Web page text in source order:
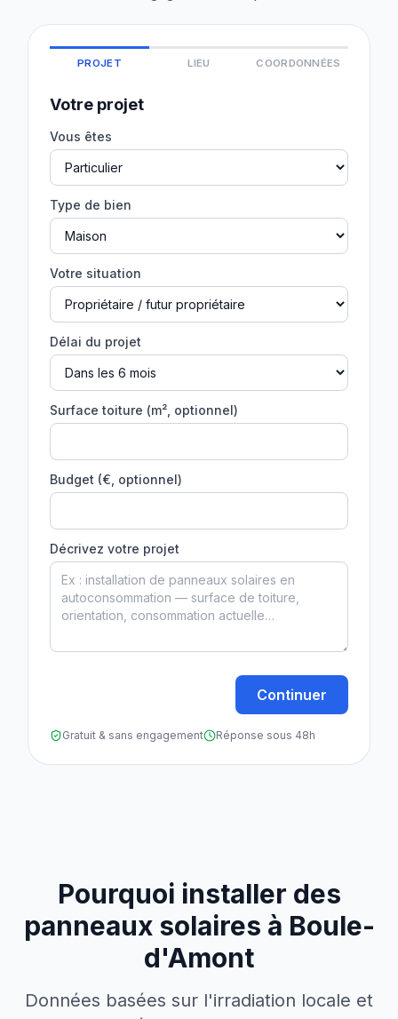
PROJET LIEU COORDONNÉES
Votre projet
Vous êtes
Type de bien
Votre situation
Délai du projet
Surface toiture (m², optionnel)
Budget (€, optionnel)
Décrivez votre projet
Continuer
Gratuit & sans engagement Réponse sous 48h
Pourquoi installer des
panneaux solaires à Boule-
d'Amont
Données basées sur l'irradiation locale et